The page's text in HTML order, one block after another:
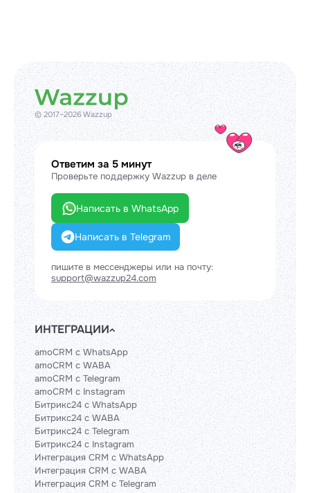
© 2017–2026 Wazzup
Ответим за 5 минут
Проверьте поддержку Wazzup в деле
Написать в WhatsApp
Написать в Telegram
пишите в мессенджеры или на почту:
support@wazzup24.com
ИНТЕГРАЦИИ
amoCRM с WhatsApp
amoCRM с WABA
amoCRM с Telegram
amoCRM с Instagram
Битрикс24 с WhatsApp
Битрикс24 с WABA
Битрикс24 с Telegram
Битрикс24 с Instagram
Интеграция CRM с WhatsApp
Интеграция CRM с WABA
Интеграция CRM с Telegram